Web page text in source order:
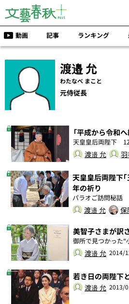
動画 記事 ランキング
渡邉 允
わたなべ まこと
元侍従長
「平成から令和
天皇皇后両陛下
渡邉 允
天皇皇后両陛下
年の祈り
パラオご訪問秘話
渡邉 允 保
美智子さまが訳
御所で見つかった“
渡邉 允 2014/
若き日の両陛下
渡邉 允 2013/